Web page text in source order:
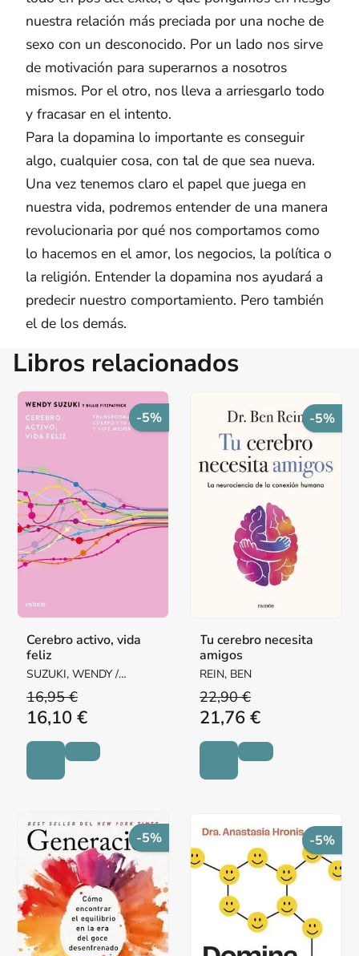
nuestra relación más preciada por una noche de
sexo con un desconocido. Por un lado nos sirve
de motivación para superarnos a nosotros
mismos. Por el otro, nos lleva a arriesgarlo todo
y fracasar en el intento.
Para la dopamina lo importante es conseguir
algo, cualquier cosa, con tal de que sea nueva.
Una vez tenemos claro el papel que juega en
nuestra vida, podremos entender de una manera
revolucionaria por qué nos comportamos como
lo hacemos en el amor, los negocios, la política o
la religión. Entender la dopamina nos ayudará a
predecir nuestro comportamiento. Pero también
el de los demás.
Libros relacionados
-5%
Cerebro activo, vida
feliz
SUZUKI, WENDY /
FITZPATRICK, BILLIE
16,95 €
16,10 €
-5%
Tu cerebro necesita
amigos
REIN, BEN
22,90 €
21,76 €
-5% -5%